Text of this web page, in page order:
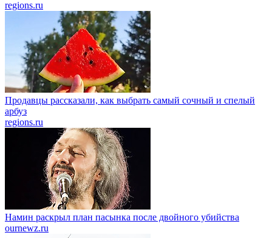
regions.ru
Продавцы рассказали, как выбрать самый сочный и спелый
арбуз
regions.ru
Намин раскрыл план пасынка после двойного убийства
ournewz.ru